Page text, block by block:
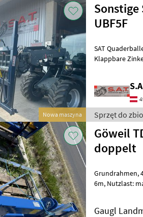
Nowa maszyna
UBF5F
SAT
Klappbare
Sprzęt do
Göweil
doppelt
Grundrahmen, 4 verstärkte Zinken, max. Rundballendurchmesser 1,
6m, Nutzlast: max. 2.500 kg * mit Dreipunktanbau, mit Stützfuß und
Gaugl